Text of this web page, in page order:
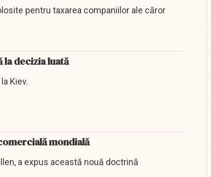
pentru taxarea companiilor ale căror
la decizia luată
Kiev.
mondială
a expus această nouă doctrină